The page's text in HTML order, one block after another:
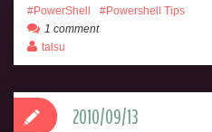
PowerShell
Powershell Tips
1 comment
talsu
2010/09/13